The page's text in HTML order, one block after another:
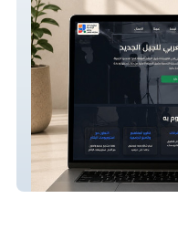
ERTH Labs Media –
Platform